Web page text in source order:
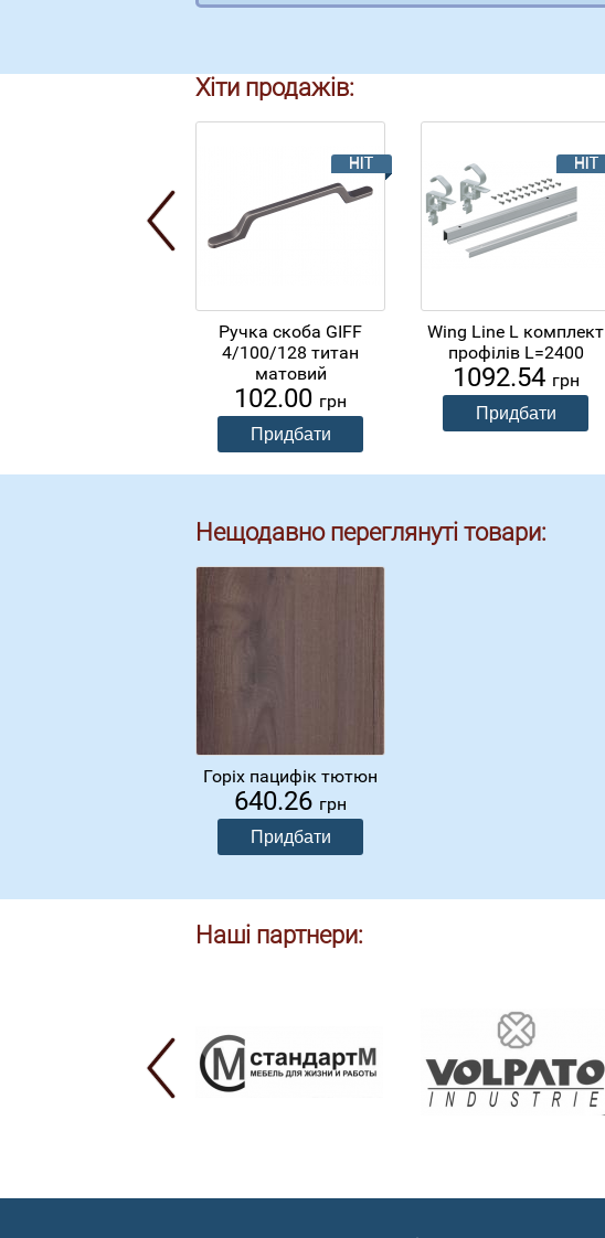
Хіти продажів:
Ручка скоба GIFF
4/100/128 титан
матовий
102.00 грн
Wing Line L комплект
профілів L=2400
1092.54 грн
Нещодавно переглянуті товари:
Горіх пацифік тютюн
640.26 грн
Наші партнери: